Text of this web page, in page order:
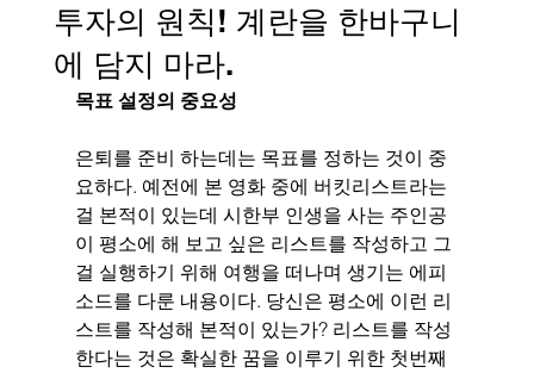
투자의 원칙! 계란을 한바구니
에 담지 마라.
목표 설정의 중요성
은퇴를 준비 하는데는 목표를 정하는 것이 중
요하다. 예전에 본 영화 중에 버킷리스트라는
걸 본적이 있는데 시한부 인생을 사는 주인공
이 평소에 해 보고 싶은 리스트를 작성하고 그
걸 실행하기 위해 여행을 떠나며 생기는 에피
소드를 다룬 내용이다. 당신은 평소에 이런 리
스트를 작성해 본적이 있는가? 리스트를 작성
한다는 것은 확실한 꿈을 이루기 위한 첫번째